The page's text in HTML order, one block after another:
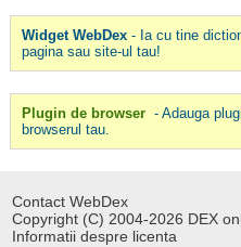
Widget WebDex- Ia cu tine
pagina sau site-ul tau!
Plugin de browser - Adauga
browserul tau.
Contact WebDex
Copyright (C) 2004-2026 DEX
Informatii despre licenta